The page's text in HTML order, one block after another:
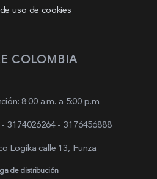
uso de cookies
COLOMBIA
8:00 a.m. a 5:00 p.m.
- 3174026264 - 3176456888
Logika calle 13, Funza
de distribución